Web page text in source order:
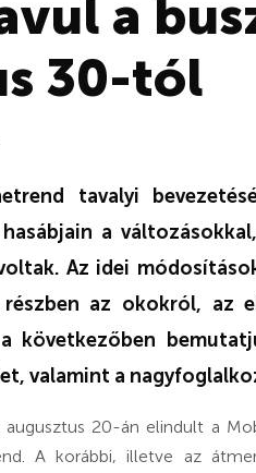
a
30-tól
tavalyi
a
Az idei
az okokról, az
következőben
valamint a
20-án elindult a
A korábbi, illetve az